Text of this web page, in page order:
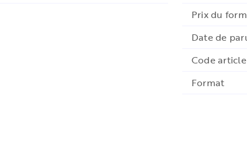
Prix du
Date de
Code article
Format